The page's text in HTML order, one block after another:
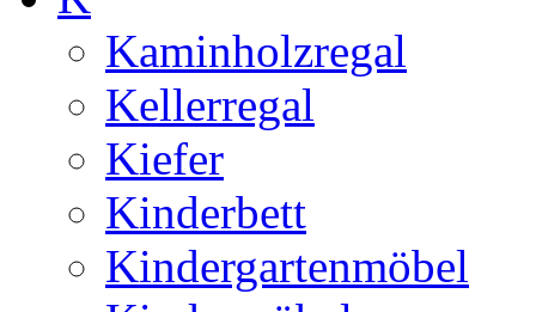
Kaminholzregal
Kellerregal
Kiefer
Kinderbett
Kindergartenmöbel